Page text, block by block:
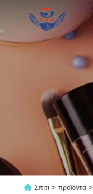
Σπίτι > προϊόντα >